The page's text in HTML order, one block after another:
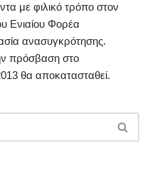
με φιλικό τρόπο στον
Ενιαίου Φορέα
ανασυγκρότησης.
πρόσβαση στο
θα αποκατασταθεί.